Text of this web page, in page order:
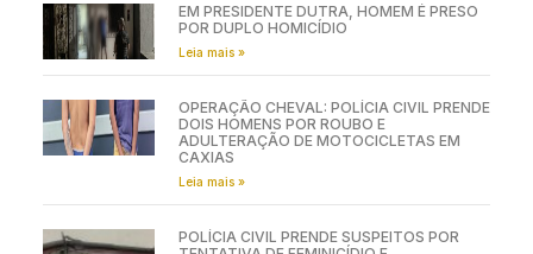
EM PRESIDENTE DUTRA, HOMEM É PRESO
POR DUPLO HOMICÍDIO
Leia mais »
OPERAÇÃO CHEVAL: POLÍCIA CIVIL PRENDE
DOIS HOMENS POR ROUBO E
ADULTERAÇÃO DE MOTOCICLETAS EM
CAXIAS
Leia mais »
POLÍCIA CIVIL PRENDE SUSPEITOS POR